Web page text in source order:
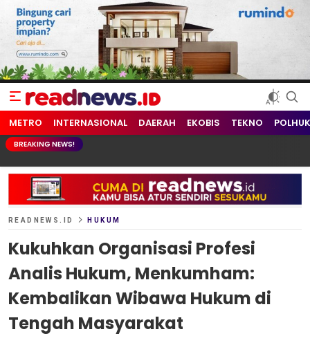
readnews.id
Berita Terkini, Update Terbaru Hari ini dari Indonesia dan Dunia
METRO INTERNASIONAL DAERAH EKOBIS TEKNO
BREAKING NEWS!
READNEWS.ID HUKUM
Kukuhkan Organisasi Profesi
Analis Hukum, Menkumham:
Kembalikan Wibawa Hukum di
Tengah Masyarakat